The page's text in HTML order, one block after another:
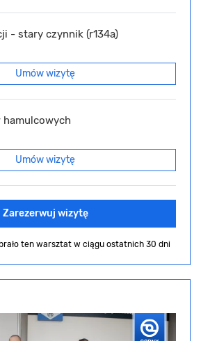
- stary czynnik (r134a)
Umów wizytę
hamulcowych
Umów wizytę
Zarezerwuj wizytę
ten warsztat w ciągu ostatnich 30 dni